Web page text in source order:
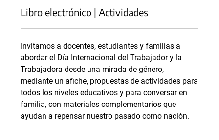
Libro electrónico | Actividades
Invitamos a docentes, estudiantes y familias a
abordar el Día Internacional del Trabajador y la
Trabajadora desde una mirada de género,
mediante un afiche, propuestas de actividades para
todos los niveles educativos y para conversar en
familia, con materiales complementarios que
ayudan a repensar nuestro pasado como nación.